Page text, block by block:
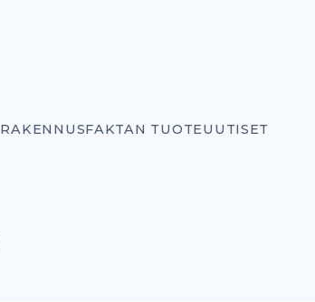
RAKENNUSFAKTAN TUOTEUUTISET